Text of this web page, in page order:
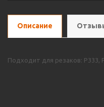
Описание
Подходит для резаков: Р333,